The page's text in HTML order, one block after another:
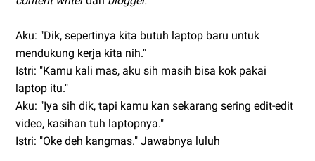
Aku: "Dik, sepertinya kita butuh laptop baru untuk
mendukung kerja kita nih."
Istri: "Kamu kali mas, aku sih masih bisa kok pakai
laptop itu."
Aku: "Iya sih dik, tapi kamu kan sekarang sering edit-edit
video, kasihan tuh laptopnya."
Istri: "Oke deh kangmas." Jawabnya luluh